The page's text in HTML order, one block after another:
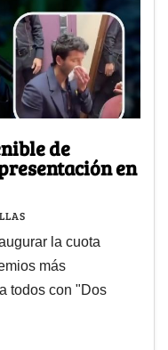
de
en
la cuota
más
todos con "Dos